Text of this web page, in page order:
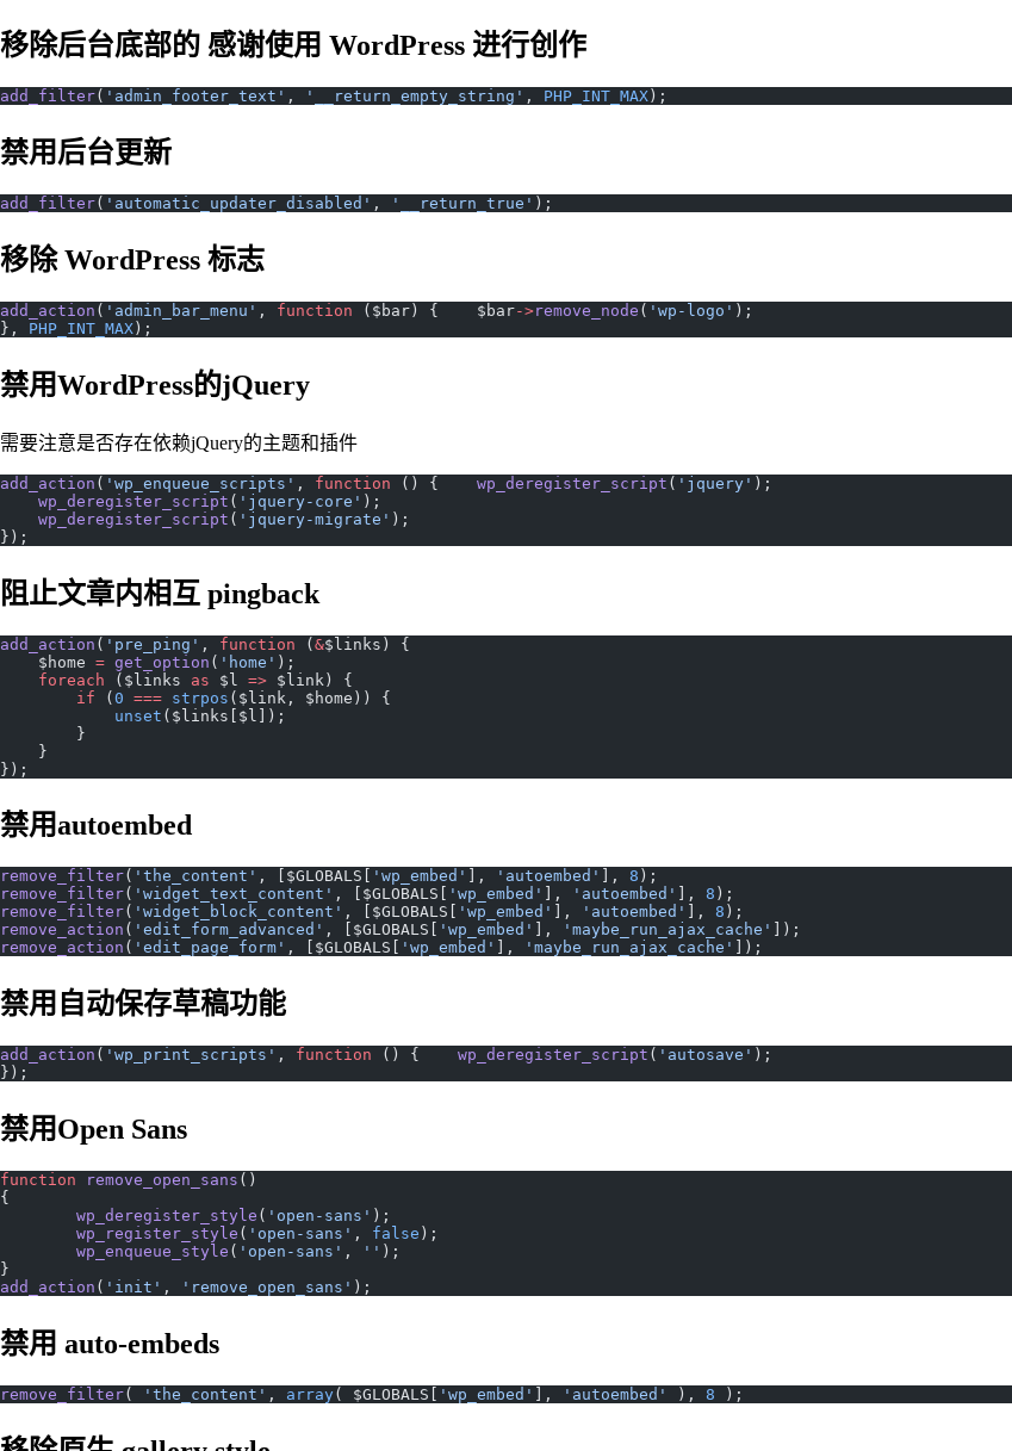
移除后台底部的 感谢使用 WordPress 进行创作
add_filter( 'admin_footer_text' , '__return_empty_string' , PHP_INT_MAX );
禁用后台更新
add_filter( 'automatic_updater_disabled' , '__return_true' );
移除 WordPress 标志
add_action ( 'admin_bar_menu' , function ($bar) {    $bar->remove_node ( 'wp-logo' );
}, PHP_INT_MAX );
禁用WordPress的jQuery
需要注意是否存在依赖jQuery的主题和插件
add_action ( 'wp_enqueue_scripts' , function () { wp_deregister_script ( 'jquery' );
    wp_deregister_script
( 'jquery-core' );
    wp_deregister_script
( 'jquery-migrate' );
});
阻止文章内相互 pingback
add_action ( 'pre_ping' , function (&$links) {
    $home
= get_option ( 'home' );
    foreach
($links as $l => $link) {
        if
(0 === strpos ($link, $home)) {
            unset
($links[$l]);
        }
    }
});
禁用autoembed
remove_filter( 'the_content' , [$GLOBALS[ 'wp_embed' ], 'autoembed' ], 8 );
remove_filter( 'widget_text_content' , [$GLOBALS[ 'wp_embed' ], 'autoembed' ], 8 );
remove_filter( 'widget_block_content' , [$GLOBALS[ 'wp_embed' ], 'autoembed' ], 8 );
remove_action ( 'edit_form_advanced' , [$GLOBALS[ 'wp_embed' ], 'maybe_run_ajax_cache'
]);
remove_action ( 'edit_page_form' , [$GLOBALS[ 'wp_embed' ], 'maybe_run_ajax_cache' ]);
禁用自动保存草稿功能
add_action ( 'wp_print_scripts' , function () { wp_deregister_script ( 'autosave' );
});
禁用Open Sans
function remove_open_sans ()
{
	wp_deregister_style
( 'open-sans' );
	wp_register_style
( 'open-sans' , false );
	wp_enqueue_style
( 'open-sans' , '' );
}
add_action ( 'init' , 'remove_open_sans' );
禁用 auto-embeds
remove_filter( 'the_content' , array( $GLOBALS[ 'wp_embed' ], 'autoembed' ), 8 );